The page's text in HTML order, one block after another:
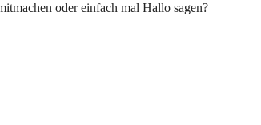
oder einfach mal Hallo sagen?